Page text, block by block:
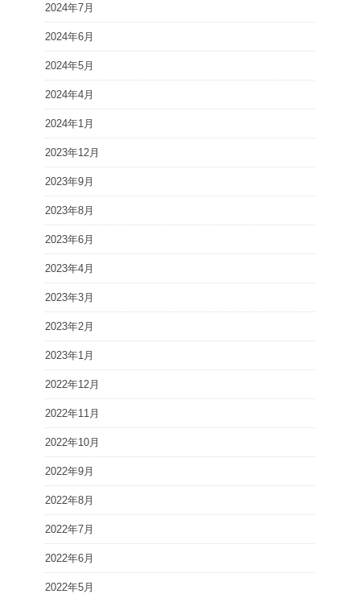
2024年7月
2024年6月
2024年5月
2024年4月
2024年1月
2023年12月
2023年9月
2023年8月
2023年6月
2023年4月
2023年3月
2023年2月
2023年1月
2022年12月
2022年11月
2022年10月
2022年9月
2022年8月
2022年7月
2022年6月
2022年5月